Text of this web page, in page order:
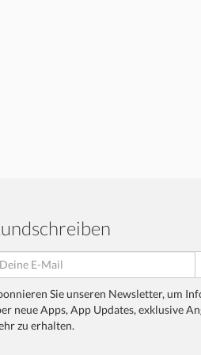
Sie unseren Newsletter, um
neue Apps, App Updates, exklusive
zu erhalten.